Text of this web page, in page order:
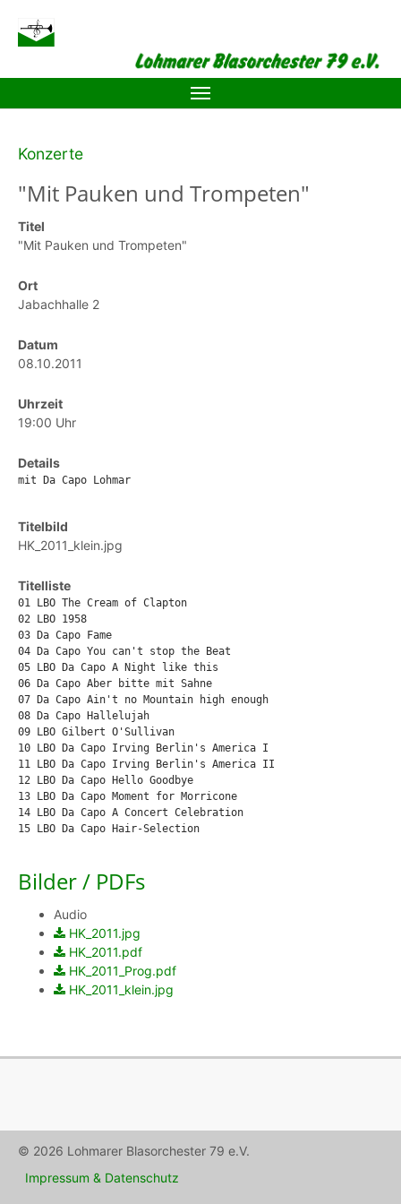
Konzerte
"Mit Pauken und Trompeten"
Titel
"Mit Pauken und Trompeten"
Ort
Jabachhalle 2
Datum
08.10.2011
Uhrzeit
19:00 Uhr
Details
mit Da Capo Lohmar
Titelbild
HK_2011_klein.jpg
Titelliste
01 LBO The Cream of Clapton
02 LBO 1958
03 Da Capo Fame
04 Da Capo You can't stop the Beat
05 LBO Da Capo A Night like this
06 Da Capo Aber bitte mit Sahne
07 Da Capo Ain't no Mountain high enough
08 Da Capo Hallelujah
09 LBO Gilbert O'Sullivan
10 LBO Da Capo Irving Berlin's America I
11 LBO Da Capo Irving Berlin's America II
12 LBO Da Capo Hello Goodbye
13 LBO Da Capo Moment for Morricone
14 LBO Da Capo A Concert Celebration
15 LBO Da Capo Hair-Selection
Bilder / PDFs
Audio
HK_2011.jpg
HK_2011.pdf
HK_2011_Prog.pdf
HK_2011_klein.jpg
© 2026 Lohmarer Blasorchester 79 e.V.
Impressum & Datenschutz